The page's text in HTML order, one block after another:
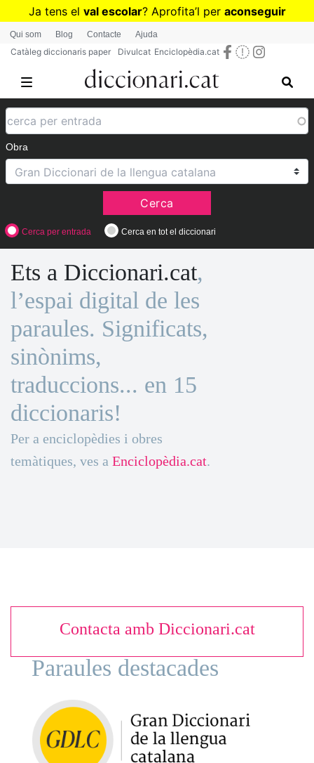
Vés
contingut
Ja tens el val escolar? Aprofita’l per aconseguir
diccionaris per a Primària o Secundària
Qui som Blog Contacte Ajuda
Catàleg diccionaris paper Divulcat Enciclopèdia.cat
Obra
Cerca
Cerca per entrada Cerca en tot el diccionari
Ets a Diccionari.cat,
l’espai digital de les
paraules. Significats,
sinònims,
traduccions... en 15
diccionaris!
Per a enciclopèdies i obres
temàtiques, ves a Enciclopèdia.cat.
Contacta amb Diccionari.cat
Paraules destacades